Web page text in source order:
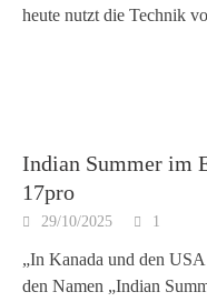
heute nutzt die Technik
Indian Summer im
17pro
29/10/2025 1
„In Kanada und den
den Namen „Indian